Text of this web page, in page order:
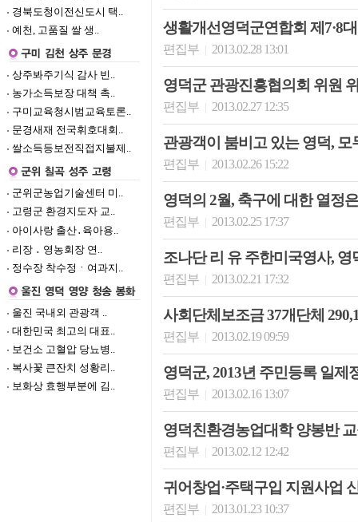
경북도청이전신도시 택..
예천, 고품질 쌀 생..
상주봐주기식 감사 빈..
농가소득보장 대책 촉..
구미교육청시범교육토론..
문경새재 전국휘호대회..
쌀소득등보전직접지불제..
군위군농업기술센터 미..
고령군 환경지도자 교..
아이사랑 출산․육아용..
리장 ․ 영농회장 연..
정수장 착수정ㆍ여과지..
울진 국내외 관광객 ..
대한민국 최고의 대표..
보건소 고혈압 당뇨병..
복사꽃 큰잔치 성황리..
보화상 효행부분에 김..
생활개선영덕군연합회 제7·8
편집부 | 2013.02.28 13:01
영덕군 관광진흥협의회 위원
편집부 | 2013.02.27 12:35
관광객이 붐비고 있는 영덕, 모
편집부 | 2013.02.26 15:22
영덕의 2월, 축구에 대한 열정
편집부 | 2013.02.25 17:37
조나단 리 유 주한미국영사, 영
편집부 | 2013.02.21 17:32
사회단체보조금 37개단체
편집부 | 2013.02.19 09:59
영덕군, 2013년 주민등록 일제
편집부 | 2013.02.16 13:07
영덕친환경농업대학 양봉반
편집부 | 2013.02.12 12:42
귀어창업·주택구입 지원사업
편집부 | 2013.01.23 10:37